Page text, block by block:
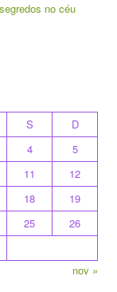
no céu
S
D
4
5
11
12
18
19
25
26
nov »